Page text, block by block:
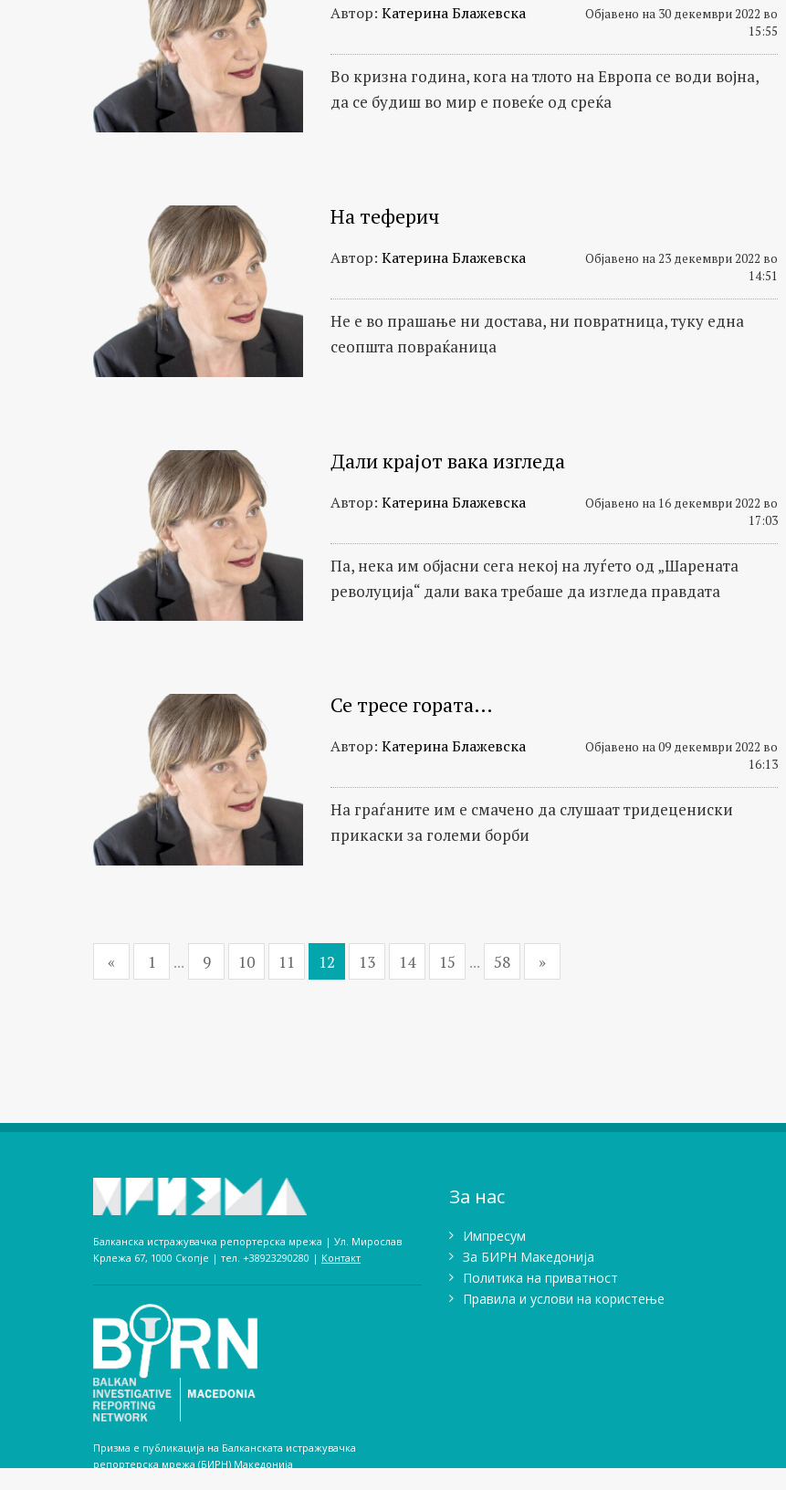
Автор: Катерина Блажевска
Објавено на 30 декември 2022 во
15:55
Во кризна година, кога на тлото на Европа се води војна,
да се будиш во мир е повеќе од среќа
На теферич
Автор: Катерина Блажевска
Објавено на 23 декември 2022 во
14:51
Не е во прашање ни достава, ни повратница, туку една
сеопшта повраќаница
Дали крајот вака изгледа
Автор: Катерина Блажевска
Објавено на 16 декември 2022 во
17:03
Па, нека им објасни сега некој на луѓето од „Шарената
револуција“ дали вака требаше да изгледа правдата
Се тресе гората…
Автор: Катерина Блажевска
Објавено на 09 декември 2022 во
16:13
На граѓаните им е смачено да слушаат тридецениски
прикаски за големи борби
« 1 ... 9 10 11 12 13 14 15 ... 58 »
Балканска истражувачка репортерска мрежа | Ул. Мирослав
Крлежа 67, 1000 Скопје | тел. +38923290280­ | Контакт
Призма е публикација на Балканската истражувачка
репортерска мрежа (БИРН) Македонија
За нас
Импресум
Зa БИРН Македонија
Политика на приватност
Правила и услови на користење